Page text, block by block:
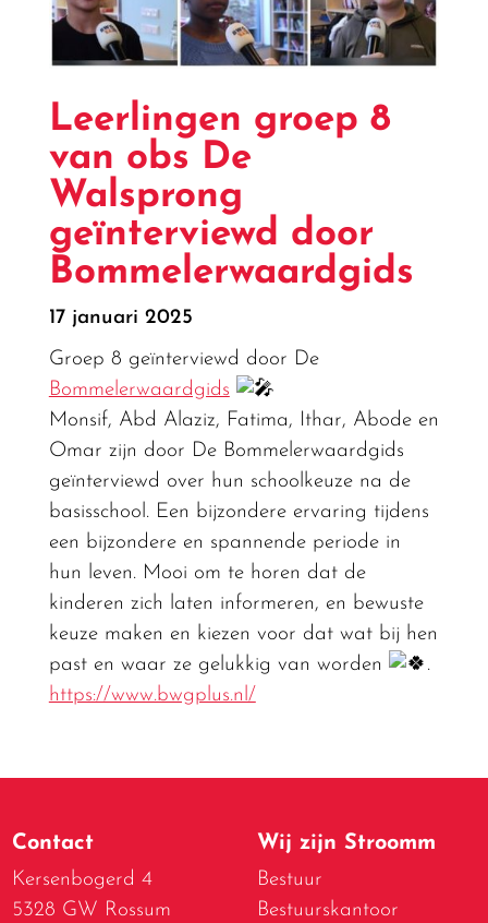
Leerlingen groep 8
van obs De
Walsprong
geïnterviewd door
Bommelerwaardgids
17 januari 2025
Groep 8 geïnterviewd door De
Bommelerwaardgids
Monsif, Abd Alaziz, Fatima, Ithar, Abode en
Omar zijn door De Bommelerwaardgids
geïnterviewd over hun schoolkeuze na de
basisschool. Een bijzondere ervaring tijdens
een bijzondere en spannende periode in
hun leven. Mooi om te horen dat de
kinderen zich laten informeren, en bewuste
keuze maken en kiezen voor dat wat bij hen
past en waar ze gelukkig van worden
.
https://www.bwgplus.nl/
Contact
Kersenbogerd 4
5328 GW Rossum
Wij zijn Stroomm
Bestuur
Bestuurskantoor